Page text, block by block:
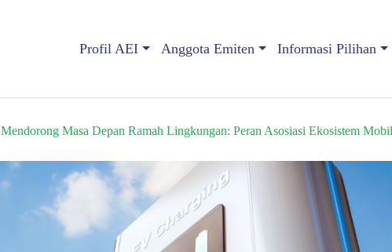
Profil AEI Anggota Emiten Informasi Pilihan
Mendorong Masa Depan Ramah Lingkungan: Peran Asosiasi Ekosistem